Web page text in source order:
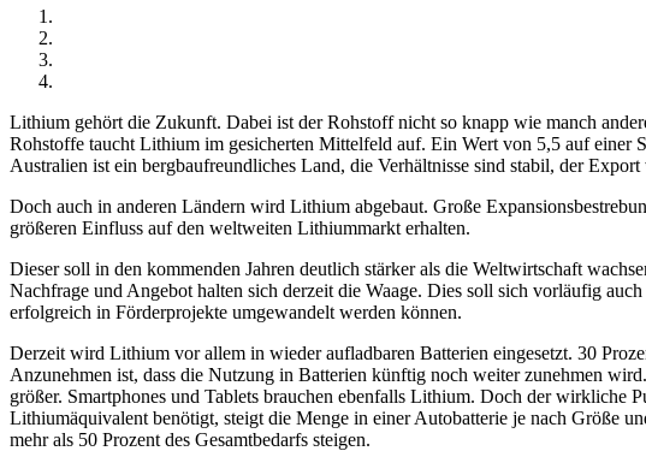
Lithium gehört die Zukunft. Dabei ist der Rohstoff nicht so knapp wie manch
Rohstoffe taucht Lithium im gesicherten Mittelfeld auf. Ein Wert von 5,5 auf einer
Australien ist ein bergbaufreundliches Land, die Verhältnisse sind stabil, der
Doch auch in anderen Ländern wird Lithium abgebaut. Große
größeren Einfluss auf den weltweiten Lithiummarkt erhalten.
Dieser soll in den kommenden Jahren deutlich stärker als die Weltwirtschaft
Nachfrage und Angebot halten sich derzeit die Waage. Dies soll sich vorläufig
erfolgreich in Förderprojekte umgewandelt werden können.
Derzeit wird Lithium vor allem in wieder aufladbaren Batterien eingesetzt. 30
Anzunehmen ist, dass die Nutzung in Batterien künftig noch weiter zunehmen
größer. Smartphones und Tablets brauchen ebenfalls Lithium. Doch der
Lithiumäquivalent benötigt, steigt die Menge in einer Autobatterie je nach Größe
mehr als 50 Prozent des Gesamtbedarfs steigen.